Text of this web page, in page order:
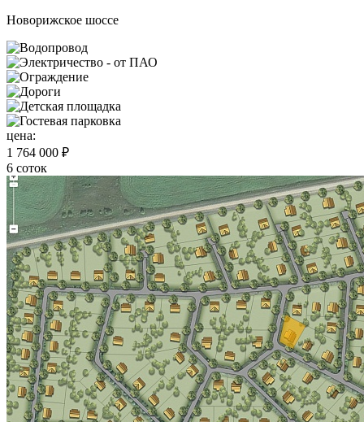
Новорижское шоссе
цена:
1 764 000 ₽
6 соток